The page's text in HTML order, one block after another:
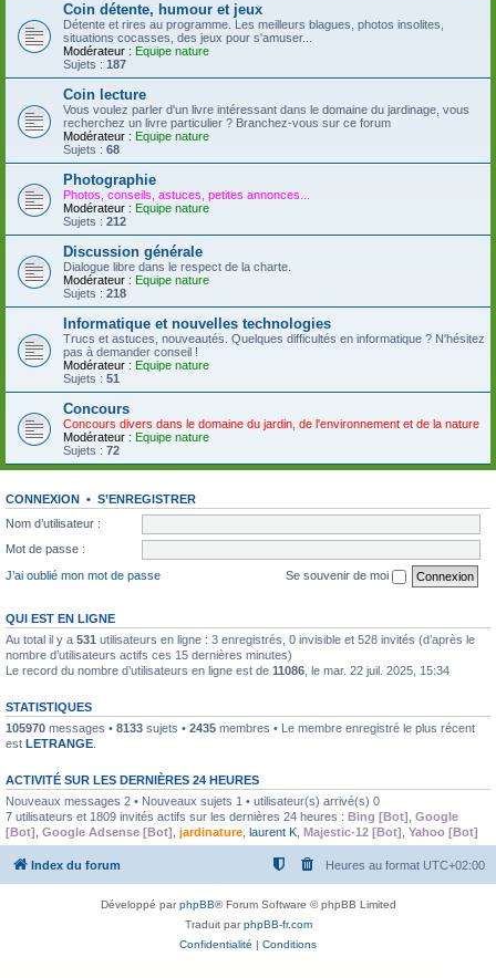
Coin détente, humour et jeux
Détente et rires au programme. Les meilleurs blagues, photos insolites,
situations cocasses, des jeux pour s'amuser...
Modérateur : Equipe nature
Sujets : 187
Coin lecture
Vous voulez parler d'un livre intéressant dans le domaine du jardinage, vous
recherchez un livre particulier ? Branchez-vous sur ce forum
Modérateur : Equipe nature
Sujets : 68
Photographie
Photos, conseils, astuces, petites annonces...
Modérateur : Equipe nature
Sujets : 212
Discussion générale
Dialogue libre dans le respect de la charte.
Modérateur : Equipe nature
Sujets : 218
Informatique et nouvelles technologies
Trucs et astuces, nouveautés. Quelques difficultés en informatique ? N'hésitez
pas à demander conseil !
Modérateur : Equipe nature
Sujets : 51
Concours
Concours divers dans le domaine du jardin, de l'environnement et de la nature
Modérateur : Equipe nature
Sujets : 72
CONNEXION • S’ENREGISTRER
Nom d’utilisateur :
Mot de passe :
J’ai oublié mon mot de passe
Se souvenir de moi
QUI EST EN LIGNE
Au total il y a 531 utilisateurs en ligne : 3 enregistrés, 0 invisible et 528 invités (d’après le
nombre d’utilisateurs actifs ces 15 dernières minutes)
Le record du nombre d’utilisateurs en ligne est de 11086 , le mar. 22 juil. 2025, 15:34
STATISTIQUES
105970 messages • 8133 sujets • 2435 membres • Le membre enregistré le plus récent
est LETRANGE
ACTIVITÉ SUR LES DERNIÈRES 24 HEURES
Nouveaux messages 2 • Nouveaux sujets 1 • utilisateur(s) arrivé(s) 0
7 utilisateurs et 1809 invités actifs sur les dernières 24 heures : Bing [Bot] Google
[Bot] Google Adsense [Bot] jardinature laurent K Majestic-12 [Bot] Yahoo [Bot]
Index du forum Heures au format UTC+02:00
Développé parphpBB® Forum Software © phpBB Limited
Traduit parphpBB-fr.com
Confidentialité | Conditions